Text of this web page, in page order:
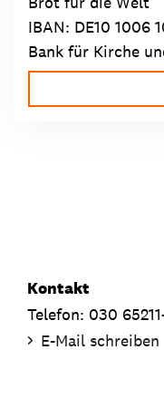
IBAN: DE10 1006
Bank für Kirche
Kontakt
Telefon: 030
E-Mail schreiben